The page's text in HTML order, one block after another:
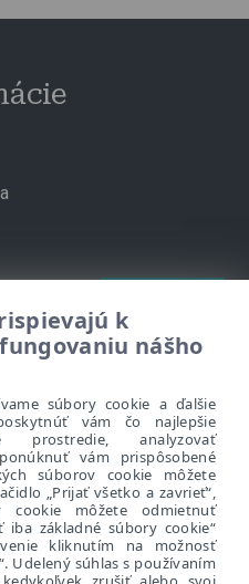
Pravidlá ochrany súkromiaa
emailu. Viac
údajov je k dispozícii na
.
k
nášho
súbory cookie a ďalšie
vám čo najlepšie
prostredie, analyzovať
vám prispôsobené
súborov cookie môžete
„Prijať všetko a zavrieť“,
cookie môžete odmietnuť
iba základné súbory cookie“
kliknutím na možnosť
Udelený súhlas s používaním